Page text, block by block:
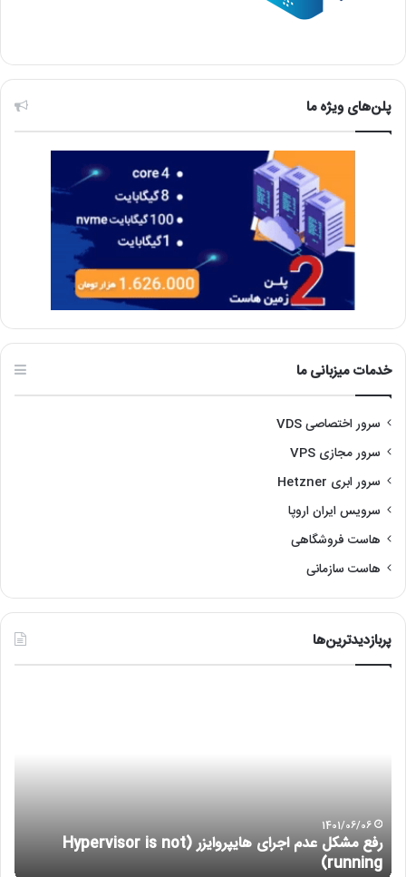
پلن‌های ویژه ما
خدمات میزبانی ما
سرور اختصاصی VDS
سرور مجازی VPS
سرور ابری Hetzner
سرویس ایران اروپا
هاست فروشگاهی
هاست سازمانی
پربازدیدترین‌ها
not
running)
1401/06/06
رفع مشکل عدم اجرای هایپروایزر (Hypervisor is not
running)